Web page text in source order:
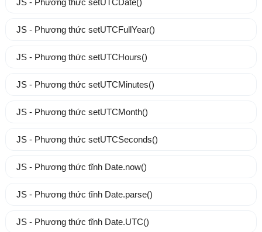
JS - Phương thức setUTCDate()
JS - Phương thức setUTCFullYear()
JS - Phương thức setUTCHours()
JS - Phương thức setUTCMinutes()
JS - Phương thức setUTCMonth()
JS - Phương thức setUTCSeconds()
JS - Phương thức tĩnh Date.now()
JS - Phương thức tĩnh Date.parse()
JS - Phương thức tĩnh Date.UTC()